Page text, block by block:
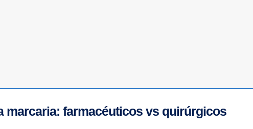
marcaria: farmacéuticos vs quirúrgicos